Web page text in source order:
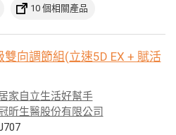
10 個相關產品
雙向調節組(立速5D EX + 賦活
家自立生活好幫手
昕生醫股份有限公司